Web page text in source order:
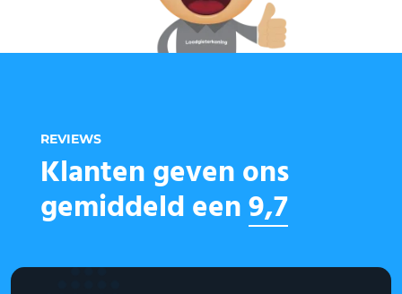
REVIEWS
Klanten geven ons
gemiddeld een 9,7